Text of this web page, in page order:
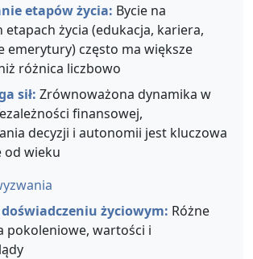
etapów życia: Bycie na
etapach życia (edukacja, kariera,
emerytury) często ma większe
różnica liczbowo
sił: Zrównoważona dynamika w
finansowej,
decyzji i autonomii jest kluczowa
od wieku
życiowym: Różne
pokoleniowe, wartości i